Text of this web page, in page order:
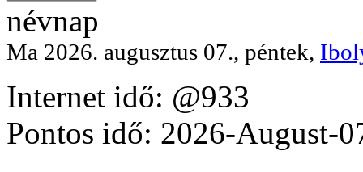
névnap
Ma 2026. augusztus 07., péntek,
Internet idő: @933
Pontos idő: 2026-August-